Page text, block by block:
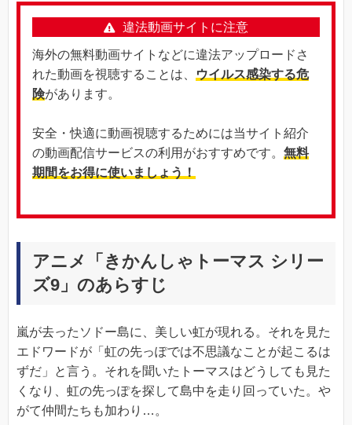
違法動画サイトに注意
海外の無料動画サイトなどに違法アップロードさ
れた動画を視聴することは、
ウイルス感染する危
険があります。
安全・快適に動画視聴するためには当サイト紹介
の動画配信サービスの利用がおすすめです。 無料
期間をお得に使いましょう！
アニメ「きかんしゃトーマス シリー
ズ9」のあらすじ
嵐が去ったソドー島に、美しい虹が現れる。それを見た
エドワードが「虹の先っぽでは不思議なことが起こるは
ずだ」と言う。それを聞いたトーマスはどうしても見た
くなり、虹の先っぽを探して島中を走り回っていた。や
がて仲間たちも加わり…。